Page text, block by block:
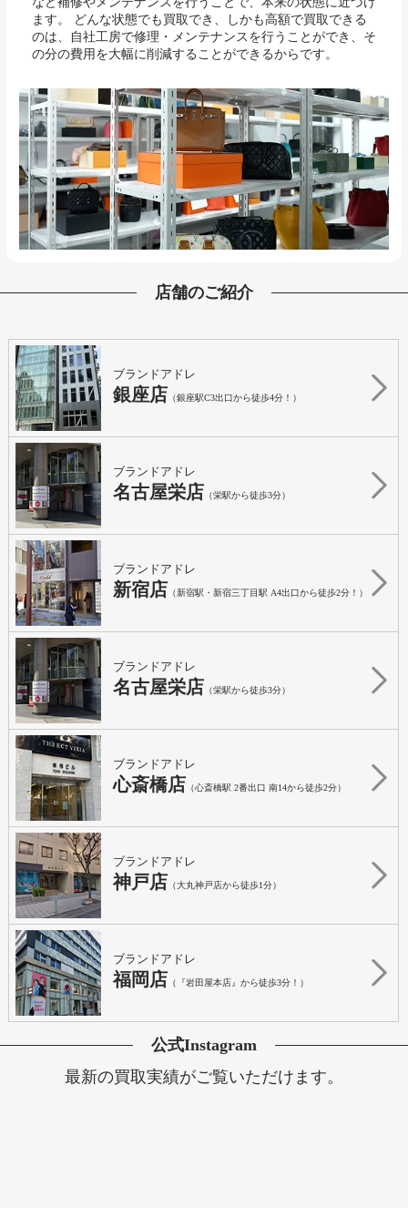
ます。 どんな状態でも買取でき、しかも高額で買取できる
のは、自社工房で修理・メンテナンスを行うことができ、そ
の分の費用を大幅に削減することができるからです。
店舗のご紹介
ブランドアドレ
銀座店 （銀座駅C3出口から徒歩4分！）
ブランドアドレ
名古屋栄店 （栄駅から徒歩3分）
ブランドアドレ
新宿店 （新宿駅・新宿三丁目駅 A4出口から徒歩2分！）
ブランドアドレ
名古屋栄店 （栄駅から徒歩3分）
ブランドアドレ
心斎橋店 （心斎橋駅 2番出口 南14から徒歩2分）
ブランドアドレ
神戸店 （大丸神戸店から徒歩1分）
ブランドアドレ
福岡店 （『岩田屋本店』から徒歩3分！）
公式Instagram
最新の買取実績がご覧いただけます。